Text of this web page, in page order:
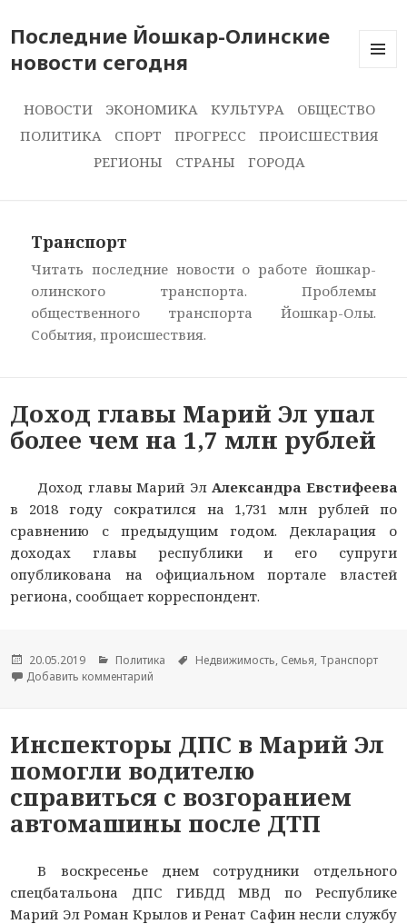
Последние Йошкар-Олинские
новости сегодня
НОВОСТИ ЭКОНОМИКА КУЛЬТУРА
ОБЩЕСТВО
ПОЛИТИКА
СПОРТ ПРОГРЕСС
ПРОИСШЕСТВИЯ
РЕГИОНЫ
СТРАНЫ ГОРОДА
Транспорт
Читать последние новости о работе йошкар-
олинского транспорта. Проблемы
общественного транспорта Йошкар-Олы.
События, происшествия.
Доход главы Марий Эл упал
более чем на 1,7 млн рублей
Доход главы Марий Эл Александра Евстифеева
в 2018 году сократился на 1,731 млн рублей по
сравнению с предыдущим годом. Декларация о
доходах главы республики и его супруги
опубликована на официальном портале властей
региона, сообщает корреспондент.
Опубликовано
20.05.2019 Рубрики
Политика Метки
Недвижимость, Семья, Транспорт
Добавить комментарий
Инспекторы ДПС в Марий Эл
помогли водителю
справиться с возгоранием
автомашины после ДТП
В воскресенье днем сотрудники отдельного
спецбатальона ДПС ГИБДД МВД по Республике
Марий Эл Роман Крылов и Ренат Сафин несли службу